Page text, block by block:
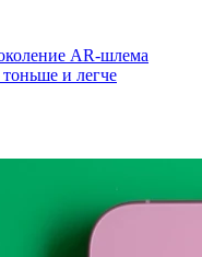
AR-шлема
и легче